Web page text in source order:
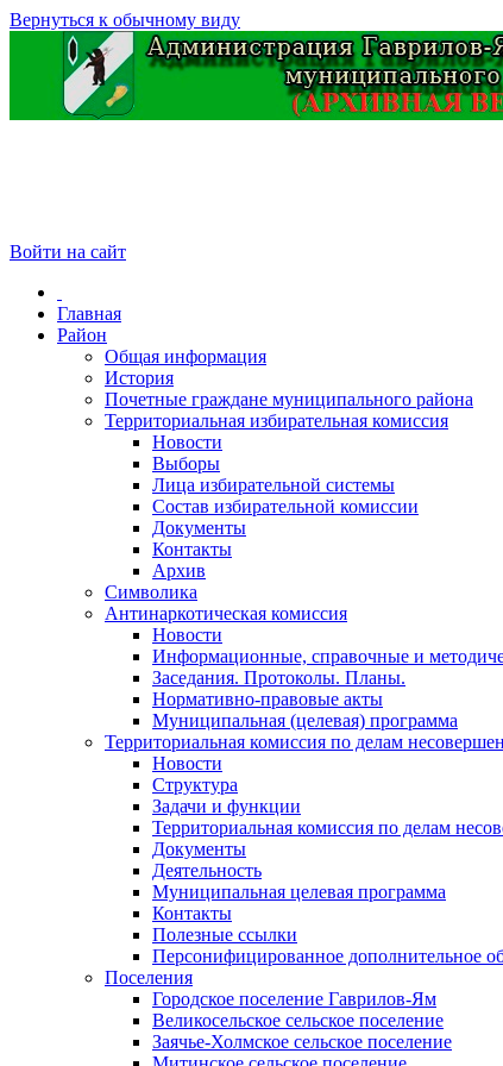
Вернуться к обычному виду
Войти на сайт
Главная
Район
Общая информация
История
Почетные граждане муниципального района
Территориальная избирательная комиссия
Новости
Выборы
Лица избирательной системы
Состав избирательной комиссии
Документы
Контакты
Архив
Символика
Антинаркотическая комиссия
Новости
Информационные, справочные и
Заседания. Протоколы. Планы.
Нормативно-правовые акты
Муниципальная (целевая) программа
Территориальная комиссия по делам
Новости
Структура
Задачи и функции
Территориальная комиссия по делам
Документы
Деятельность
Муниципальная целевая программа
Контакты
Полезные ссылки
Персонифицированное дополнительное
Поселения
Городское поселение Гаврилов-Ям
Великосельское сельское поселение
Заячье-Холмское сельское поселение